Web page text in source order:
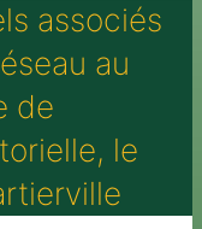
associés
au
de
le